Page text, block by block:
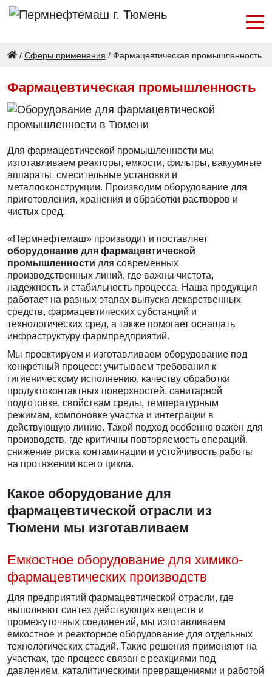
/ Сферы применения / Фармацевтическая промышленность
Фармацевтическая промышленность
Для фармацевтической промышленности мы
изготавливаем реакторы, емкости, фильтры, вакуумные
аппараты, смесительные установки и
металлоконструкции. Производим оборудование для
приготовления, хранения и обработки растворов и
чистых сред.
«Пермнефтемаш» производит и поставляет
оборудование для фармацевтической
промышленности для современных
производственных линий, где важны чистота,
надежность и стабильность процесса. Наша продукция
работает на разных этапах выпуска лекарственных
средств, фармацевтических субстанций и
технологических сред, а также помогает оснащать
инфраструктуру фармпредприятий.
Мы проектируем и изготавливаем оборудование под
конкретный процесс: учитываем требования к
гигиеническому исполнению, качеству обработки
продуктоконтактных поверхностей, санитарной
подготовке, свойствам среды, температурным
режимам, компоновке участка и интеграции в
действующую линию. Такой подход особенно важен для
производств, где критичны повторяемость операций,
снижение риска контаминации и устойчивость работы
на протяжении всего цикла.
Какое оборудование для
фармацевтической отрасли из
Тюмени мы изготавливаем
Емкостное оборудование для химико-
фармацевтических производств
Для предприятий фармацевтической отрасли, где
выполняют синтез действующих веществ и
промежуточных соединений, мы изготавливаем
емкостное и реакторное оборудование для отдельных
технологических стадий. Такие решения применяют на
участках, где процесс связан с реакциями под
давлением, каталитическими превращениями и работой